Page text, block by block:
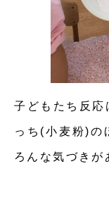
子どもたち反応
っち(小麦粉)の
ろんな気づきが